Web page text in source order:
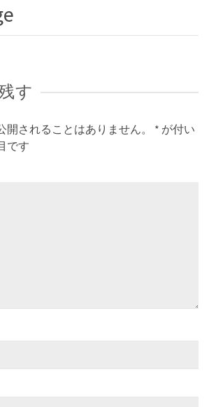
す
開されることはありません。 * が付い
です